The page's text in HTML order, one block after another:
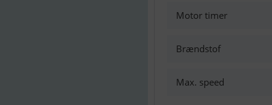
Motor timer
Brændstof
Max. speed